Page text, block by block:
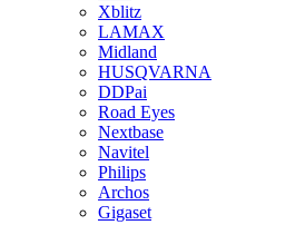
Xblitz
LAMAX
Midland
HUSQVARNA
DDPai
Road Eyes
Nextbase
Navitel
Philips
Archos
Gigaset